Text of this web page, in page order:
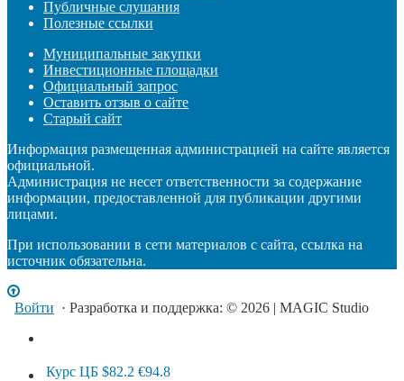
Публичные слушания
Полезные ссылки
Муниципальные закупки
Инвестиционные площадки
Официальный запрос
Оставить отзыв о сайте
Старый сайт
Информация размещенная администрацией на сайте является
официальной.
Администрация не несет ответственности за содержание
информации, предоставленной для публикации другими
лицами.
При использовании в сети материалов с сайта, ссылка на
источник обязательна.
Войти · Разработка и поддержка: © 2026 | MAGIC Studio
Курс ЦБ $82.2 €94.8